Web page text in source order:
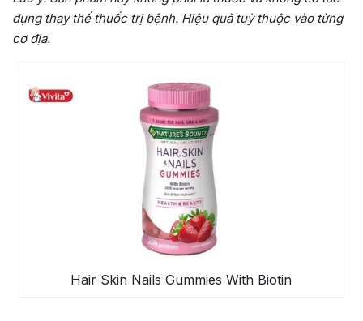
dụng thay thế thuốc trị bệnh. Hiệu quả tuỳ thuộc vào từng
cơ địa.
Hair Skin Nails Gummies With Biotin